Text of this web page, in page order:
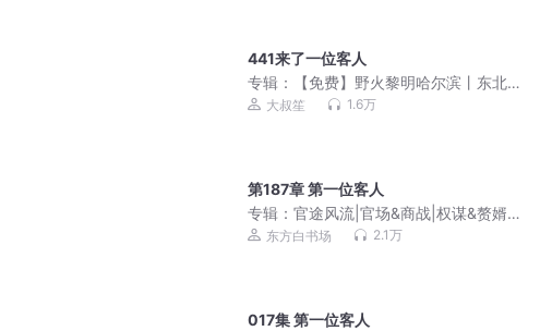
441来了一位客人
专辑：
【免费】野火黎明哈尔滨丨东北
往事丨谍战《欢颜》同款
大叔笙 1.6万
第187章 第一位客人
专辑： 官途风流|官场&商战|权谋&赘婿|
多人有声
东方白书场 2.1万
017集 第一位客人